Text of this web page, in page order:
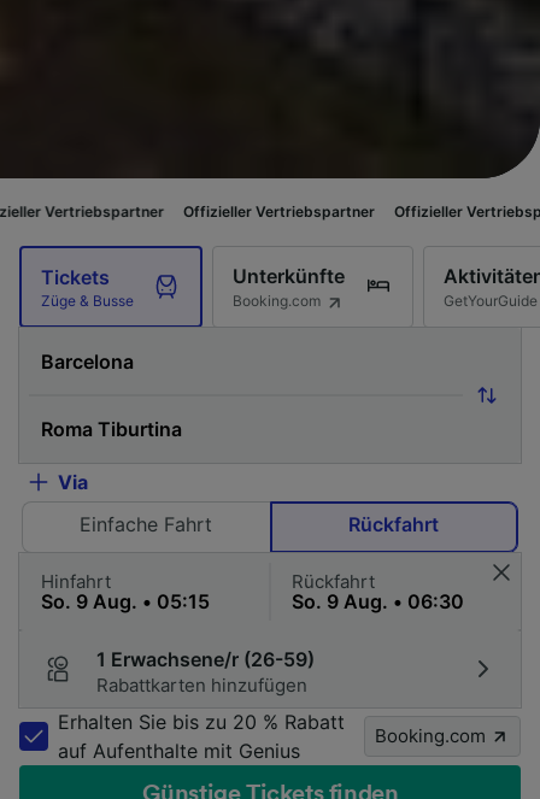
Offizieller Vertriebspartner Offizieller Vertriebspartner
Tickets
Züge & Busse
Unterkünfte
Booking.com GetYourGuide
Via
Einfache Fahrt
Rückfahrt
Hinfahrt Rückfahrt
1 Erwachsene/r (26-59)
Rabattkarten hinzufügen
Erhalten Sie bis zu 20 % Rabatt
auf Aufenthalte mit Genius
Booking.com
Günstige Tickets finden